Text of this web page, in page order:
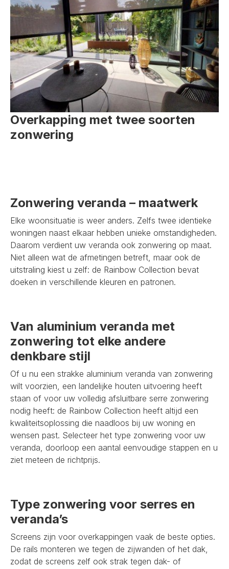
Overkapping met twee soorten
zonwering
Zonwering veranda – maatwerk
Elke woonsituatie is weer anders. Zelfs twee identieke
woningen naast elkaar hebben unieke omstandigheden.
Daarom verdient uw veranda ook zonwering op maat.
Niet alleen wat de afmetingen betreft, maar ook de
uitstraling kiest u zelf: de Rainbow Collection bevat
doeken in verschillende kleuren en patronen.
Van aluminium veranda met
zonwering tot elke andere
denkbare stijl
Of u nu een strakke aluminium veranda van zonwering
wilt voorzien, een landelijke houten uitvoering heeft
staan of voor uw volledig afsluitbare serre zonwering
nodig heeft: de Rainbow Collection heeft altijd een
kwaliteitsoplossing die naadloos bij uw woning en
wensen past. Selecteer het type zonwering voor uw
veranda, doorloop een aantal eenvoudige stappen en u
ziet meteen de richtprijs.
Type zonwering voor serres en
veranda’s
Screens zijn voor overkappingen vaak de beste opties.
De rails monteren we tegen de zijwanden of het dak,
zodat de screens zelf ook strak tegen dak- of